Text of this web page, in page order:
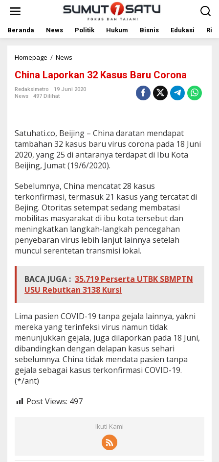
t
Beranda News Politik Hukum Bisnis Edukasi
Homepage / News
i
a
r
k
a
n
K
a
s
u
B
a
r
o
r
o
a
China Laporkan 32 Kasus Baru Corona
Redaksimetro
19 Juni 2020
News
497 Dilihat
Satuhati.co, Beijing – China daratan mendapat
tambahan 32 kasus baru virus corona pada 18 Juni
2020, yang 25 di antaranya terdapat di Ibu Kota
Beijing, Jumat (19/6/2020).
Sebelumnya, China mencatat 28 kasus
terkonfirmasi, termasuk 21 kasus yang tercatat di
Bejing. Otoritas setempat sedang membatasi
mobilitas masyarakat di ibu kota tersebut dan
meningkatkan langkah-langkah pencegahan
penyebaran virus lebih lanjut lainnya setelah
muncul serentetan transmisi lokal.
BACA JUGA : 35.719 Perserta UTBK SBMPTN
USU Rebutkan 3138 Kursi
Lima pasien COVID-19 tanpa gejala lainnya, yakni
mereka yang terinfeksi virus namun tidak
menunjukkan gejala, juga dilaporkan pada 18 Juni,
dibandingkan dengan delapan kasus sehari
sebelumnya. China tidak mendata pasien tanpa
gejala sebagai kasus terkonfirmasi COVID-19.
(*/ant)
Post Views: 497
Ikuti Kami